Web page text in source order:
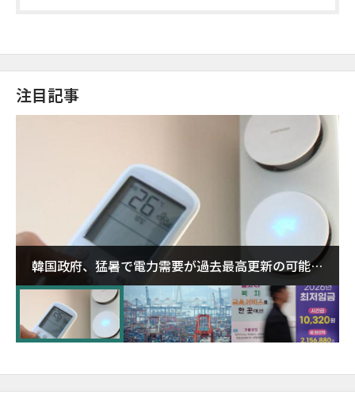
注目記事
韓国政府、猛暑で電力需要が過去最高更新の可能性
に需給対応体制を点検